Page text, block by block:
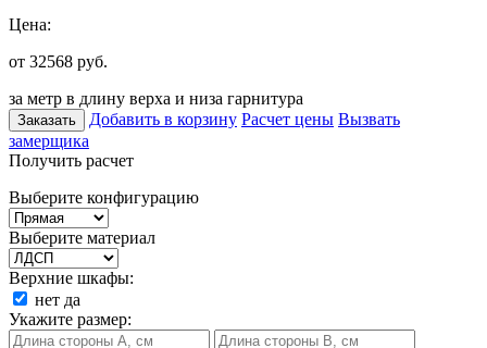
Цена:
от 32568 руб.
за метр в длину верха и низа гарнитура
Заказать Добавить в корзину Расчет цены Вызвать
замерщика
Получить расчет
Выберите конфигурацию
Выберите материал
Верхние шкафы:
нет да
Укажите размер: